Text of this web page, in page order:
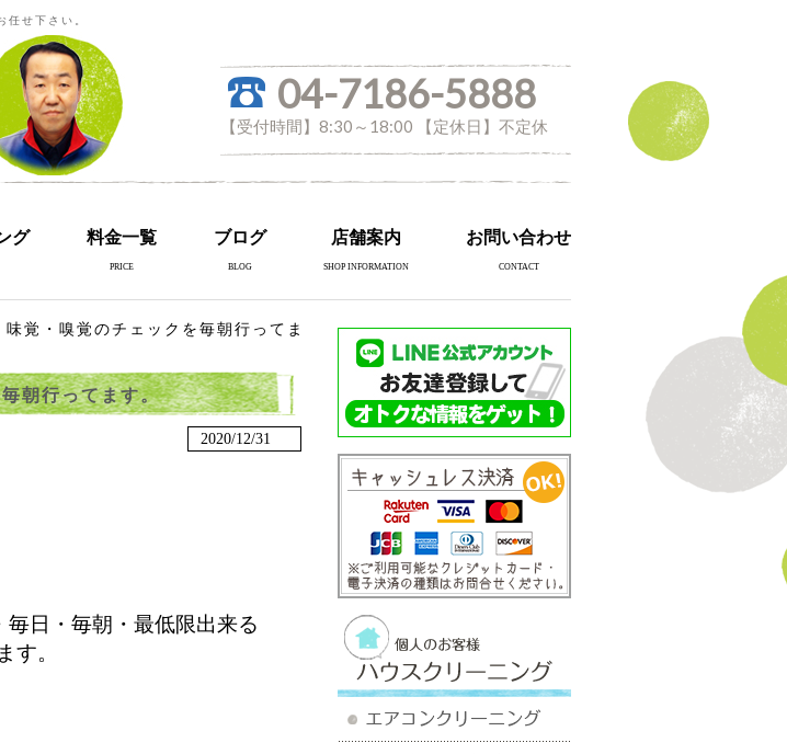
任せ下さい。
04-7186-5888
【受付時間】8:30～18:00 【定休日】不定休
グ 料金一覧
PRICE
ブログ
BLOG
店舗案内
SHOP INFORMATION
お問い合わせ
CONTACT
覚・嗅覚のチェックを毎朝行ってま
朝行ってます。
2020/12/31
毎日・毎朝・最低限出来る
す。